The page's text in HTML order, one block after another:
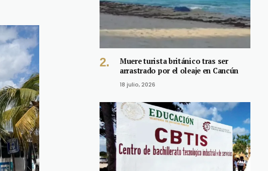
Muere turista británico tras ser
arrastrado por el oleaje en Cancún
18 julio, 2026